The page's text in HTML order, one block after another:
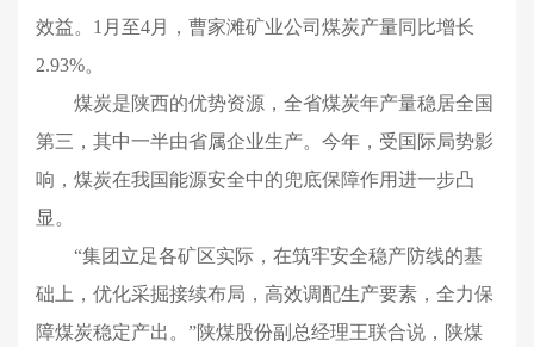
效益。1月至4月，曹家滩矿业公司煤炭产量同比增长
2.93%。
煤炭是陕西的优势资源，全省煤炭年产量稳居全国
第三，其中一半由省属企业生产。今年，受国际局势影
响，煤炭在我国能源安全中的兜底保障作用进一步凸
显。
“集团立足各矿区实际，在筑牢安全稳产防线的基
础上，优化采掘接续布局，高效调配生产要素，全力保
障煤炭稳定产出。”陕煤股份副总经理王联合说，陕煤